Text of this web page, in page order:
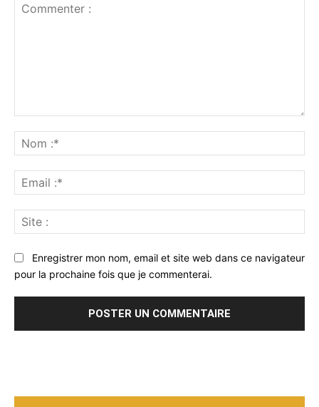
:*
:*
:
Enregistrer mon nom, email et site web dans ce navigateur
pour la prochaine fois que je commenterai.